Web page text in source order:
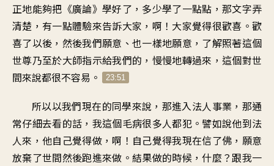
正地能夠把《廣論》學好了，多少學了一點點，那文字弄
清楚，有一點體驗來告訴大家，啊！大家覺得很歡喜。歡
喜了以後，然後我們願意、也一樣地願意，了解照著這個
世尊乃至於大師指示給我們的，慢慢地轉過來，這個對世
間來說都很不容易。
23:51
所以以我們現在的同學來說，那進入法人事業，那通
常仔細去看的話，我這個毛病很多人都犯。譬如說他到法
人來，他自己覺得做，啊！自己覺得我現在信了佛，願意
放棄了世間然後跑進來做。結果做的時候，什麼？跟我一